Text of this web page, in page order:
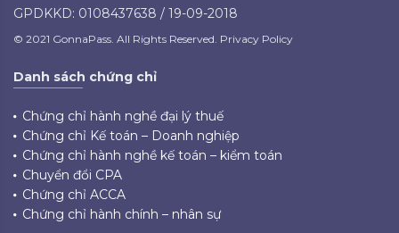
GPDKKD: 0108437638 / 19-09-2018
© 2021 GonnaPass. All Rights Reserved. Privacy Policy
Danh sách chứng chỉ
Chứng chỉ hành nghề đại lý thuế
Chứng chỉ Kế toán – Doanh nghiệp
Chứng chỉ hành nghề kế toán – kiểm toán
Chuyển đổi CPA
Chứng chỉ ACCA
Chứng chỉ hành chính – nhân sự